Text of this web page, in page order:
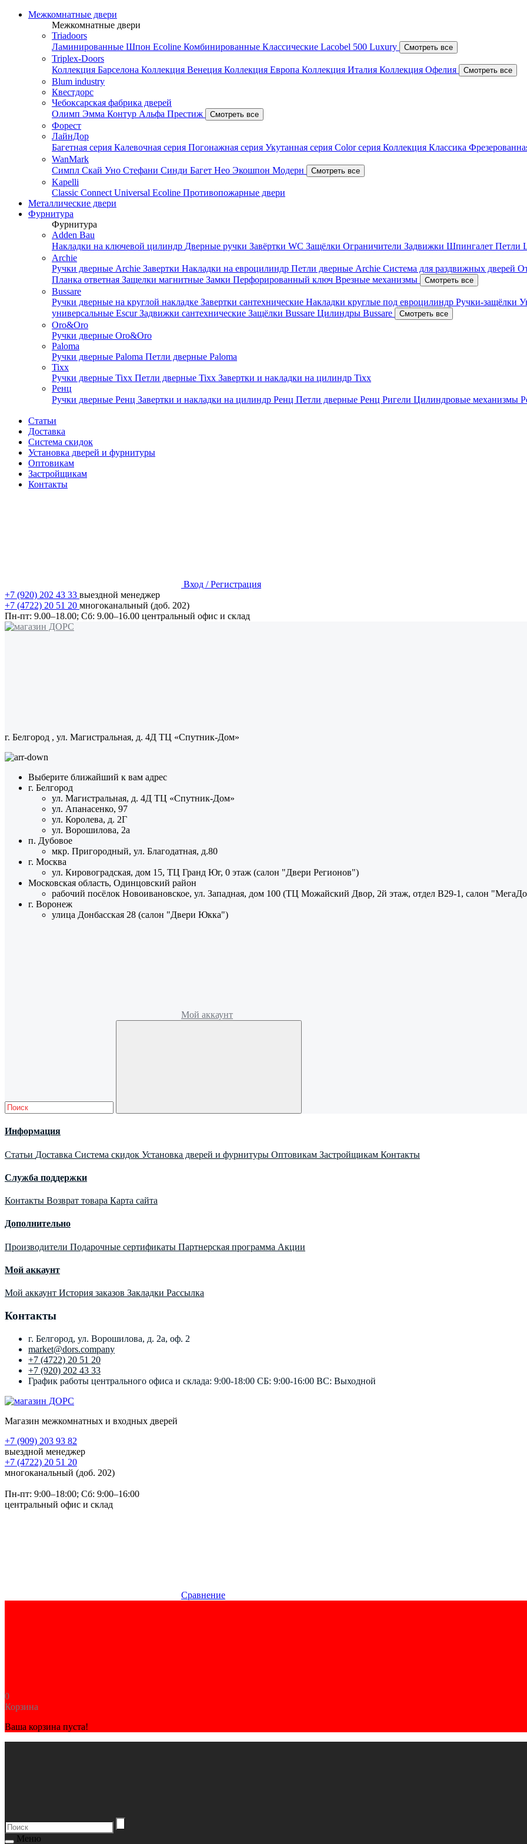
Межкомнатные двери
Межкомнатные двери
Triadoors
Ламинированные Шпон Ecoline Комбинированные Классические Lacobel 500 Luxury Смотреть все
Triplex-Doors
Коллекция Барселона Коллекция Венеция Коллекция Европа Коллекция Италия Коллекция Офелия Смотреть все
Blum industry
Квестдорс
Чебоксарская фабрика дверей
Олимп Эмма Контур Альфа Престиж Смотреть все
Форест
ЛайнДор
Багетная серия Калевочная серия Погонажная серия Укутанная серия Color серия Коллекция Классика
WanMark
Симпл Скай Уно Стефани Синди Багет Нео Экошпон Модерн Смотреть все
Kapelli
Classic Connect Universal Ecoline Противопожарные двери
Металлические двери
Фурнитура
Фурнитура
Adden Bau
Накладки на ключевой цилиндр Дверные ручки Завёртки WC Защёлки Ограничители Задвижки Шпингалет Петли
Archie
Ручки дверные Archie Завертки Накладки на евроцилиндр Петли дверные Archie Система для раздвижных дверей
Планка ответная Защелки магнитные Замки Перфорированный ключ Врезные механизмы Смотреть все
Bussare
Ручки дверные на круглой накладке Завертки сантехнические Накладки круглые под евроцилиндр Ручки-защёлки
универсальные EscurЗадвижки сантехнические Защёлки Bussare Цилиндры Bussare Смотреть все
Oro&Oro
Ручки дверные Oro&Oro
Paloma
Ручки дверные Paloma Петли дверные Paloma
Tixx
Ручки дверные Tixx Петли дверные Tixx Завертки и накладки на цилиндр Tixx
Ренц
Ручки дверные Ренц Завертки и накладки на цилиндр Ренц Петли дверные Ренц Ригели Цилиндровые механизмы
Статьи
Доставка
Система скидок
Установка дверей и фурнитуры
Оптовикам
Застройщикам
Контакты
Вход / Регистрация
+7 (920) 202 43 33 выездной менеджер
+7 (4722) 20 51 20 многоканальный (доб. 202)
Пн-пт: 9.00–18.00; Сб: 9.00–16.00 центральный офис и склад
г. Белгород , ул. Магистральная, д. 4Д ТЦ «Спутник-Дом»
Выберите ближайший к вам адрес
г. Белгород
ул. Магистральная, д. 4Д ТЦ «Спутник-Дом»
ул. Апанасенко, 97
ул. Королева, д. 2Г
ул. Ворошилова, 2а
п. Дубовое
мкр. Пригородный, ул. Благодатная, д.80
г. Москва
ул. Кировоградская, дом 15, ТЦ Гранд Юг, 0 этаж (салон "Двери Регионов")
Московская область, Одинцовский район
рабочий посёлок Новоивановское, ул. Западная, дом 100 (ТЦ Можайский Двор, 2й этаж, отдел В29-1, салон
г. Воронеж
улица Донбасская 28 (салон "Двери Юкка")
Мой аккаунт
Информация
Статьи Доставка Система скидок Установка дверей и фурнитуры Оптовикам Застройщикам Контакты
Служба поддержки
Контакты Возврат товара Карта сайта
Дополнительно
Производители Подарочные сертификаты Партнерская программа Акции
Мой аккаунт
Мой аккаунт История заказов Закладки Рассылка
Контакты
г. Белгород, ул. Ворошилова, д. 2а, оф. 2
market@dors.company
+7 (4722) 20 51 20
+7 (920) 202 43 33
График работы центрального офиса и склада: 9:00-18:00 СБ: 9:00-16:00 ВС: Выходной
Магазин межкомнатных и входных дверей
+7 (909) 203 93 82
выездной менеджер
+7 (4722) 20 51 20
многоканальный (доб. 202)
Пн-пт: 9:00–18:00; Сб: 9:00–16:00
центральный офис и склад
Сравнение
0
Корзина
Ваша корзина пуста!
Меню